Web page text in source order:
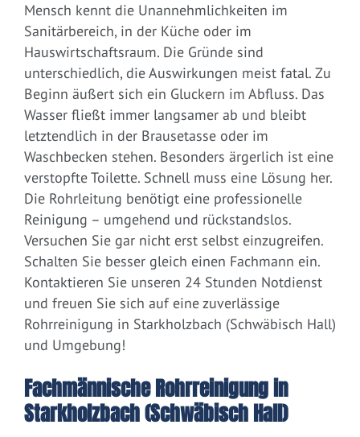
Mensch kennt die Unannehmlichkeiten im
Sanitärbereich, in der Küche oder im
Hauswirtschaftsraum. Die Gründe sind
unterschiedlich, die Auswirkungen meist fatal. Zu
Beginn äußert sich ein Gluckern im Abfluss. Das
Wasser fließt immer langsamer ab und bleibt
letztendlich in der Brausetasse oder im
Waschbecken stehen. Besonders ärgerlich ist eine
verstopfte Toilette. Schnell muss eine Lösung her.
Die Rohrleitung benötigt eine professionelle
Reinigung – umgehend und rückstandslos.
Versuchen Sie gar nicht erst selbst einzugreifen.
Schalten Sie besser gleich einen Fachmann ein.
Kontaktieren Sie unseren 24 Stunden Notdienst
und freuen Sie sich auf eine zuverlässige
Rohrreinigung in Starkholzbach (Schwäbisch Hall)
und Umgebung!
Fachmännische Rohrreinigung in
Starkholzbach (Schwäbisch Hall)